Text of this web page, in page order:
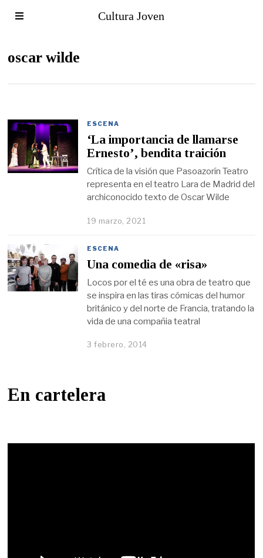
Cultura Joven
oscar wilde
ESCENA
‘La importancia de llamarse
Ernesto’, bendita traición
Crítica de la visión que Pasoazorín Teatro
representa en el teatro Lara de Madrid del
archiconocido texto de Oscar Wilde
19 marzo, 2021
ESCENA
Una comedia de «risa»
Locos por el té es una obra de teatro que
se inspira en las tiras cómicas del humor
británico y del norte de Francia, tratando la
vida de una compañia teatral
3 febrero, 2014
En cartelera